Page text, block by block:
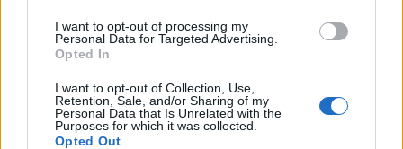
I want to opt-out of processing my
Personal Data for Targeted Advertising.
Opted In
I want to opt-out of Collection, Use,
Retention, Sale, and/or Sharing of my
Personal Data that Is Unrelated with the
Purposes for which it was collected.
Opted Out